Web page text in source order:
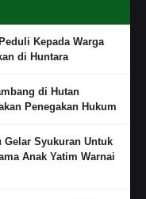
Kepada Warga
di Huntara
di Hutan
Penegakan Hukum
Gelar Syukuran Untuk
Anak Yatim Warnai